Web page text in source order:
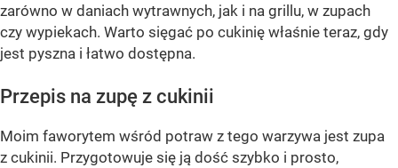
zarówno w daniach wytrawnych, jak i na grillu, w zupach
czy wypiekach. Warto sięgać po cukinię właśnie teraz, gdy
jest pyszna i łatwo dostępna.
Przepis na zupę z cukinii
Moim faworytem wśród potraw z tego warzywa jest zupa
z cukinii. Przygotowuje się ją dość szybko i prosto,